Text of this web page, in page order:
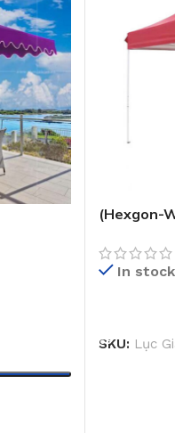
(Hexgon-
In stock
SKU: Lục